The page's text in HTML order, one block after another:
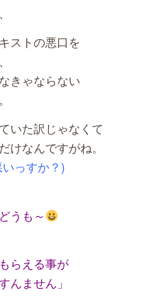
ストの悪口を
きゃならない
いた訳じゃなくて
けなんですがね。
っすか？)
うも～
らえる事が
んません」